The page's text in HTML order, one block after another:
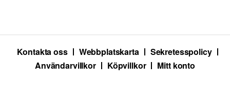
Kontakta oss Webbplatskarta
Sekretesspolicy
Användarvillkor
Köpvillkor Mitt konto